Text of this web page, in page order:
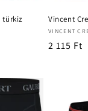
türkiz
Vincent
VINCENT
Normál
2 115 Ft